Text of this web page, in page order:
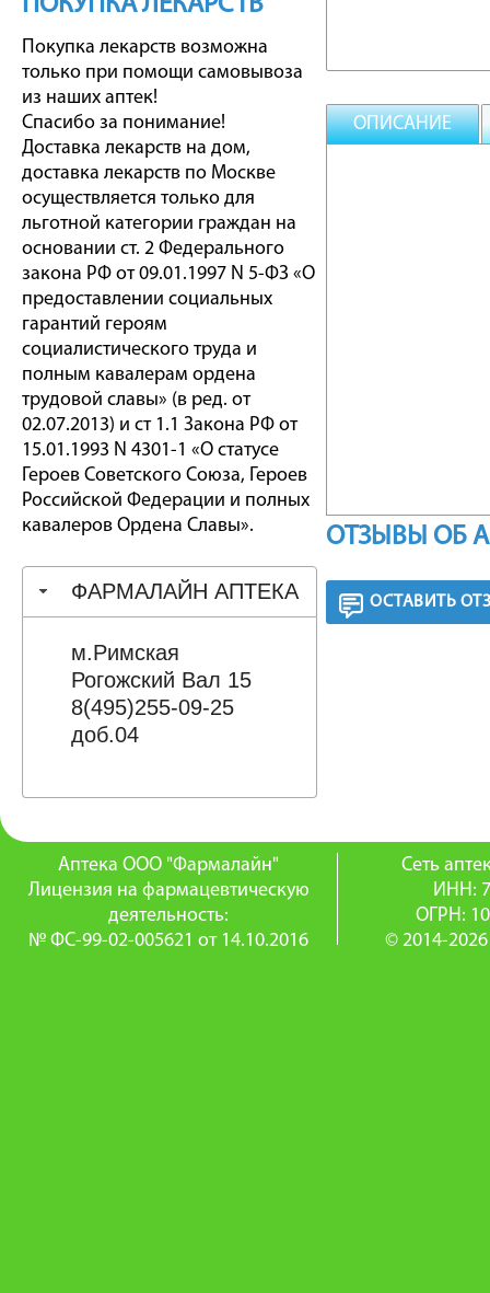
Покупка лекарств возможна
только при помощи самовывоза
из наших аптек!
Спасибо за понимание!
Доставка лекарств на дом,
доставка лекарств по Москве
осуществляется только для
льготной категории граждан на
основании ст. 2 Федерального
закона РФ от 09.01.1997 N 5-ФЗ «О
предоставлении социальных
гарантий героям
социалистического труда и
полным кавалерам ордена
трудовой славы» (в ред. от
02.07.2013) и ст 1.1 Закона РФ от
15.01.1993 N 4301-1 «О статусе
Героев Советского Союза, Героев
Российской Федерации и полных
кавалеров Ордена Славы».
ФАРМАЛАЙН АПТЕКА
м.Римская
Рогожский Вал 15
8(495)255-09-25
доб.04
ОПИСАНИЕ
ОТЗЫВЫ ОБ
ОСТАВИТЬ
Аптека ООО "Фармалайн"
Лицензия на фармацевтическую
деятельность:
№ ФС-99-02-005621 от 14.10.2016
Сеть
ИНН:
ОГРН:
© 2014-